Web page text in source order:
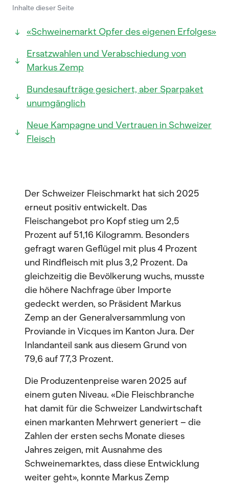
Inhalte dieser Seite
«Schweinemarkt Opfer des eigenen Erfolges»
Ersatzwahlen und Verabschiedung von
Markus Zemp
Bundesaufträge gesichert, aber Sparpaket
unumgänglich
Neue Kampagne und Vertrauen in Schweizer
Fleisch
Der Schweizer Fleischmarkt hat sich 2025
erneut positiv entwickelt. Das
Fleischangebot pro Kopf stieg um 2,5
Prozent auf 51,16 Kilogramm. Besonders
gefragt waren Geflügel mit plus 4 Prozent
und Rindfleisch mit plus 3,2 Prozent. Da
gleichzeitig die Bevölkerung wuchs, musste
die höhere Nachfrage über Importe
gedeckt werden, so Präsident Markus
Zemp an der Generalversammlung von
Proviande in Vicques im Kanton Jura. Der
Inlandanteil sank aus diesem Grund von
79,6 auf 77,3 Prozent.
Die Produzentenpreise waren 2025 auf
einem guten Niveau. «Die Fleischbranche
hat damit für die Schweizer Landwirtschaft
einen markanten Mehrwert generiert – die
Zahlen der ersten sechs Monate dieses
Jahres zeigen, mit Ausnahme des
Schweinemarktes, dass diese Entwicklung
weiter geht», konnte Markus Zemp